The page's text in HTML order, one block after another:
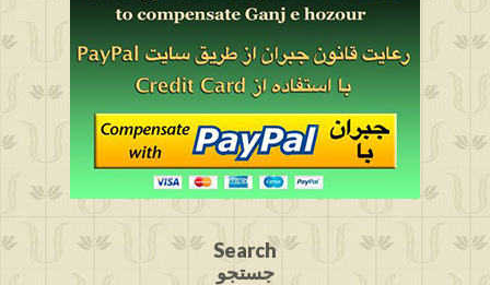
Search
جستجو